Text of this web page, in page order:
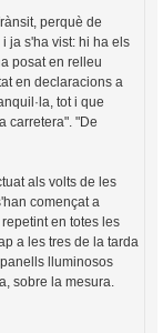
perquè de
ja s'ha vist: hi ha els
posat en relleu
en declaracions a
tot i que
carretera". "De
als volts de les
començat a
en totes les
a les tres de la tarda
lluminosos
sobre la mesura.